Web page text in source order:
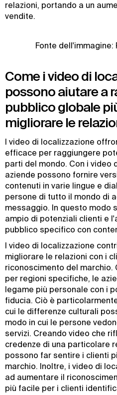
relazioni, portando a un
vendite.
Fonte dell'immagine:
Come i video di
possono aiutare a
pubblico globale
migliorare le
I video di localizzazione
efficace per raggiungere
parti del mondo. Con i video
aziende possono fornire
contenuti in varie lingue e
persone di tutto il mondo di
messaggio. In questo modo
ampio di potenziali clienti e
pubblico specifico con
I video di localizzazione
migliorare le relazioni con i
riconoscimento del marchio.
per regioni specifiche, le
legame più personale con i
fiducia. Ciò è
cui le differenze culturali
modo in cui le persone
servizi. Creando video che
credenze di una particolare
possono far sentire i clienti
marchio. Inoltre, i video di
ad aumentare il
più facile per i clienti